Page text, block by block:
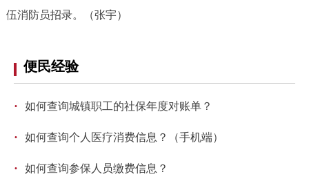
回到顶部
伍消防员招录。（张宇）
便民经验
· 如何查询城镇职工的社保年度对账单？
· 如何查询个人医疗消费信息？（手机端）
· 如何查询参保人员缴费信息？